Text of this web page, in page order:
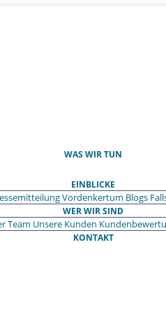
WAS WIR TUN
EINBLICKE
Vordenkertum Blogs
WER WIR SIND
Team Unsere Kunden
KONTAKT